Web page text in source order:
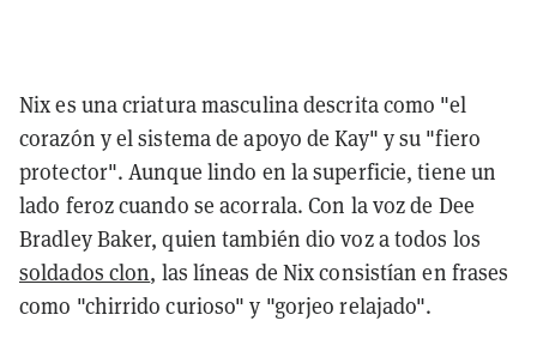
Nix es una criatura masculina descrita como "el
corazón y el sistema de apoyo de Kay" y su "fiero
protector". Aunque lindo en la superficie, tiene un
lado feroz cuando se acorrala. Con la voz de Dee
Bradley Baker, quien también dio voz a todos los
soldados clon, las líneas de Nix consistían en frases
como "chirrido curioso" y "gorjeo relajado".